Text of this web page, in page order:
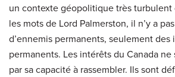
un contexte géopolitique très
les mots de Lord Palmerston, il n’y a
d’ennemis permanents, seulement des
permanents. Les intérêts du Canada
par sa capacité à rassembler. Ils sont